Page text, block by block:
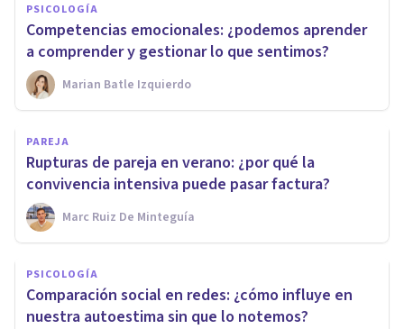
PSICOLOGÍA
Competencias emocionales: ¿podemos aprender
a comprender y gestionar lo que sentimos?
Marian Batle Izquierdo
PAREJA
Rupturas de pareja en verano: ¿por qué la
convivencia intensiva puede pasar factura?
Marc Ruiz De Minteguía
PSICOLOGÍA
Comparación social en redes: ¿cómo influye en
nuestra autoestima sin que lo notemos?